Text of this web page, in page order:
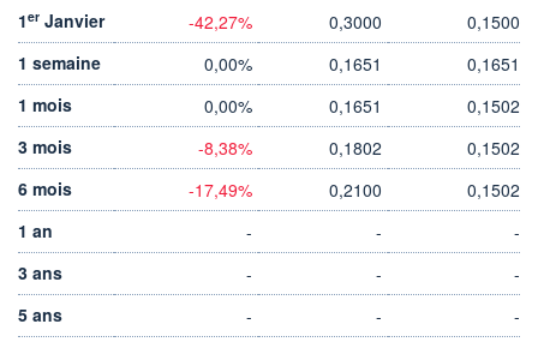
1er Janvier -42,27% 0,3000
0,1500
1 semaine
0,00% 0,1651
0,1651
1 mois
0,00% 0,1651
0,1502
3 mois
-8,38% 0,1802
0,1502
6 mois
-17,49% 0,2100
0,1502
1 an
- -
-
3 ans
- -
-
5 ans
- -
-